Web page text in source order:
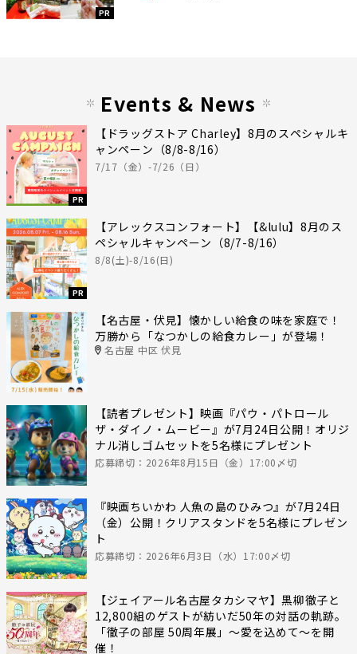
PR
Events & News
PR
【ドラッグストア Charley】8月のスペシャルキ
ャンペーン（8/8-8/16）
7/17（金）-7/26（日）
PR
【アレックスコンフォート】【&lulu】8月のス
ペシャルキャンペーン（8/7-8/16）
8/8(土)-8/16(日)
【名古屋・伏見】懐かしい給食の味を家庭で！
万勝から「なつかしの給食カレー」が登場！
名古屋 中区 伏見
【読者プレゼント】映画『パウ・パトロール
ザ・ダイノ・ムービー』が7月24日公開！オリジ
ナル消しゴムセットを5名様にプレゼント
応募締切：2026年8月15日（金）17:00〆切
『映画ちいかわ 人魚の島のひみつ』が7月24日
（金）公開！クリアスタンドを5名様にプレゼン
ト
応募締切：2026年6月3日（水）17:00〆切
【ジェイアール名古屋タカシマヤ】黒柳徹子と
12,800組のゲストが紡いだ50年の対話の軌跡。
「徹子の部屋 50周年展」～愛を込めて～を開
催！